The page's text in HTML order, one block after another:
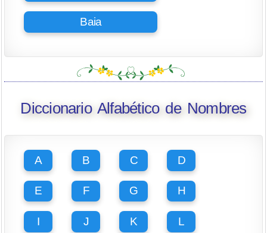
Baia
Diccionario Alfabético de Nombres
A B C D
E F G H
I J K L